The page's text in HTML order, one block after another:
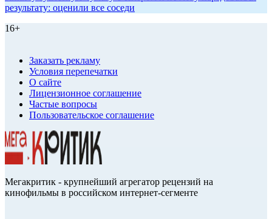
результату: оценили все соседи
16+
Заказать рекламу
Условия перепечатки
О сайте
Лицензионное соглашение
Частые вопросы
Пользовательское соглашение
Мегакритик - крупнейший агрегатор рецензий на
кинофильмы в российском интернет-сегменте